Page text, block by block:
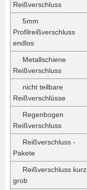
Reißverschluss
5mm
Profilreißverschluss
endlos
Metallschiene
Reißverschluss
nicht teilbare
Reißverschlüsse
Regenbogen
Reißverschluss
Reißverschluss -
Pakete
Reißverschluss kurz
grob